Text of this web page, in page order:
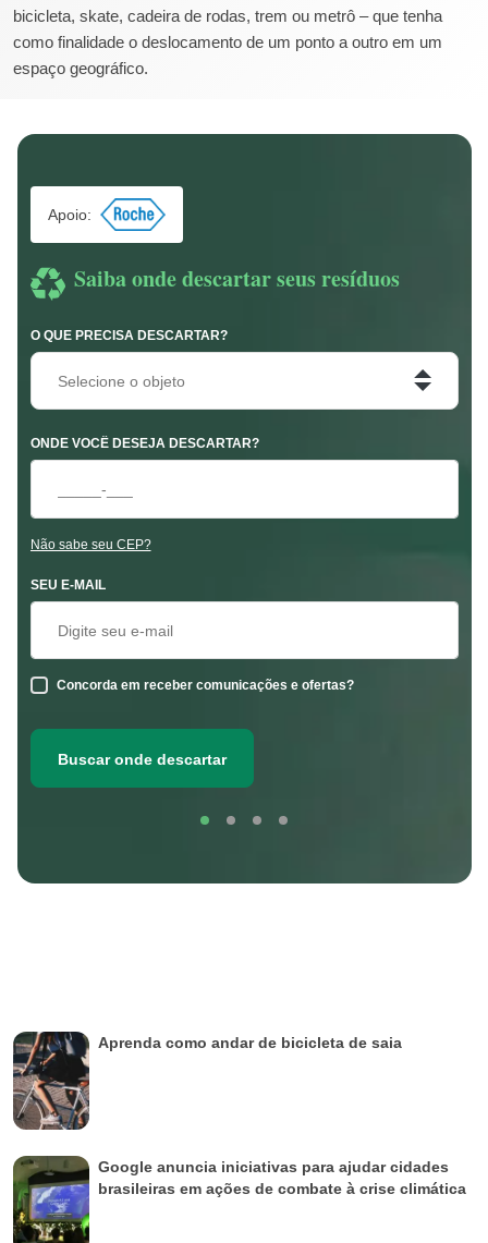
bicicleta, skate, cadeira de rodas, trem ou metrô – que tenha
como finalidade o deslocamento de um ponto a outro em um
espaço geográfico.
Apoio:
Saiba onde descartar seus resíduos
O QUE PRECISA DESCARTAR?
Selecione o objeto
ONDE VOCÊ DESEJA DESCARTAR?
Não sabe seu CEP?
SEU E-MAIL
Concorda em receber comunicações e ofertas?
Buscar onde descartar
Aprenda como andar de bicicleta de saia
Google anuncia iniciativas para ajudar cidades
brasileiras em ações de combate à crise climática